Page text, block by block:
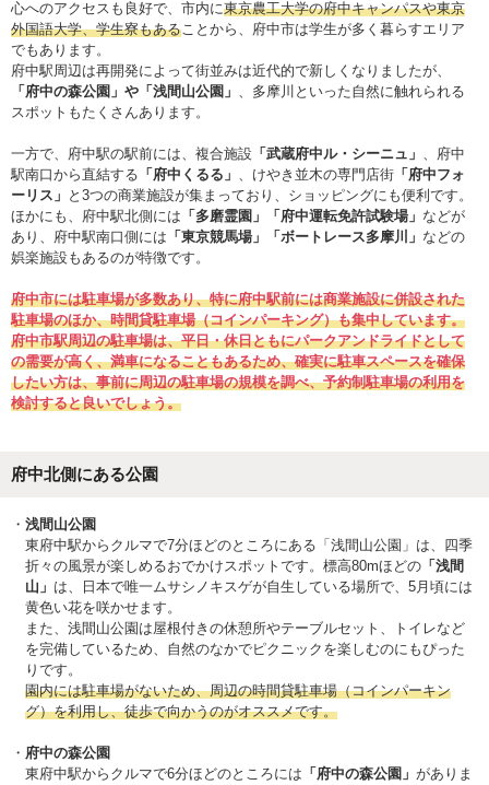
心へのアクセスも良好で、市内に東京農工大学の府中キャンパスや東京
外国語大学、学生寮もあることから、府中市は学生が多く暮らすエリア
でもあります。
府中駅周辺は再開発によって街並みは近代的で新しくなりましたが、
「府中の森公園」や「浅間山公園」 、多摩川といった自然に触れられる
スポットもたくさんあります。
一方で、府中駅の駅前には、複合施設 「武蔵府中ル・シーニュ」 、府中
駅南口から直結する 「府中くるる」 、けやき並木の専門店街 「府中フォ
ーリス」 と3つの商業施設が集まっており、ショッピングにも便利です。
ほかにも、府中駅北側には 「多磨霊園」「府中運転免許試験場」 などが
あり、府中駅南口側には 「東京競馬場」「ボートレース多摩川」 などの
娯楽施設もあるのが特徴です。
府中市には駐車場が多数あり、特に府中駅前には商業施設に併設された
駐車場のほか、時間貸駐車場（コインパーキング）も集中しています。
府中市駅周辺の駐車場は、平日・休日ともにパークアンドライドとして
の需要が高く、満車になることもあるため、確実に駐車スペースを確保
したい方は、事前に周辺の駐車場の規模を調べ、予約制駐車場の利用を
検討すると良いでしょう。
府中北側にある公園
浅間山公園
東府中駅からクルマで7分ほどのところにある「浅間山公園」は、四季
折々の風景が楽しめるおでかけスポットです。標高80mほどの 「浅間
山」 は、日本で唯一ムサシノキスゲが自生している場所で、5月頃には
黄色い花を咲かせます。
また、浅間山公園は屋根付きの休憩所やテーブルセット、トイレなど
を完備しているため、自然のなかでピクニックを楽しむのにもぴった
りです。
園内には駐車場がないため、周辺の時間貸駐車場（コインパーキン
グ）を利用し、徒歩で向かうのがオススメです。
府中の森公園
東府中駅からクルマで6分ほどのところには 「府中の森公園」 がありま